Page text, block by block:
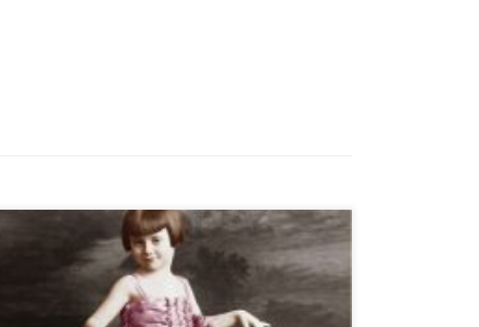
Estamos ante una novela extraordinaria, cruda y
contundente, en la que su autor, Miljenko Jergovic, no
deja títere con cabeza en su afán por contar de